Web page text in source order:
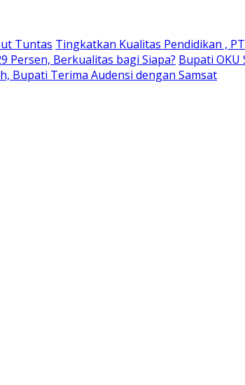
Tuntas Tingkatkan Kualitas Pendidikan ,
Persen, Berkualitas bagi Siapa? Bupati OKU
Bupati Terima Audensi dengan Samsat